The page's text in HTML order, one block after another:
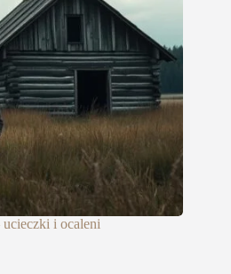
i ocaleni